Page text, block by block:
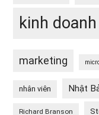
kinh doanh
marketing
nhân viên Nhật
Richard Branson